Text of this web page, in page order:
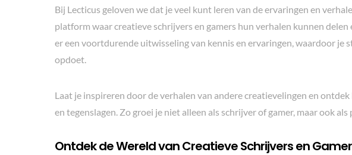
Bij Lecticus geloven we dat je veel kunt leren van de ervaringen en
platform waar creatieve schrijvers en gamers hun verhalen kunnen
er een voortdurende uitwisseling van kennis en ervaringen, waardoor je
opdoet.
Laat je inspireren door de verhalen van andere creatievelingen en
en tegenslagen. Zo groei je niet alleen als schrijver of gamer, maar ook als
Ontdek de Wereld van Creatieve Schrijvers en